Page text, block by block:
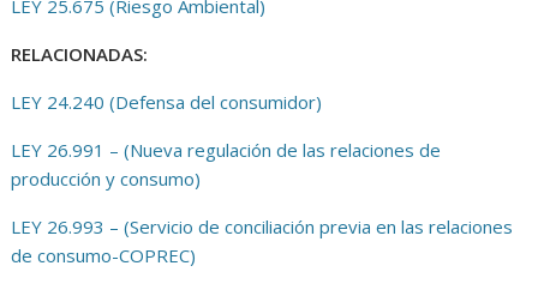
LEY 25.675 (Riesgo Ambiental)
RELACIONADAS:
LEY 24.240 (Defensa del consumidor)
LEY 26.991 – (Nueva regulación de las relaciones de
producción y consumo)
LEY 26.993 – (Servicio de conciliación previa en las relaciones
de consumo-COPREC)